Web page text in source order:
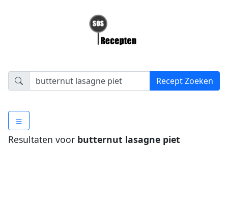
Resultaten voor butternut lasagne piet